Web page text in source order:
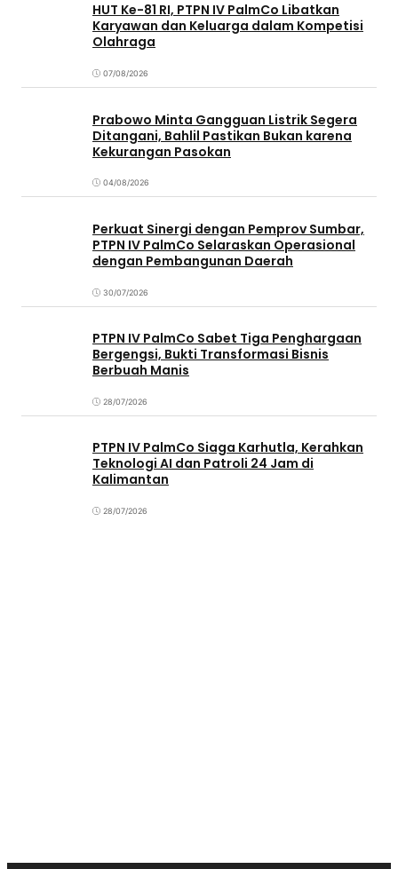
HUT Ke-81 RI, PTPN IV PalmCo Libatkan
Karyawan dan Keluarga dalam Kompetisi
Olahraga
07/08/2026
Prabowo Minta Gangguan Listrik Segera
Ditangani, Bahlil Pastikan Bukan karena
Kekurangan Pasokan
04/08/2026
Perkuat Sinergi dengan Pemprov Sumbar,
PTPN IV PalmCo Selaraskan Operasional
dengan Pembangunan Daerah
30/07/2026
PTPN IV PalmCo Sabet Tiga Penghargaan
Bergengsi, Bukti Transformasi Bisnis
Berbuah Manis
28/07/2026
PTPN IV PalmCo Siaga Karhutla, Kerahkan
Teknologi AI dan Patroli 24 Jam di
Kalimantan
28/07/2026